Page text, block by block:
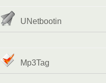
UNetbootin
Mp3Tag